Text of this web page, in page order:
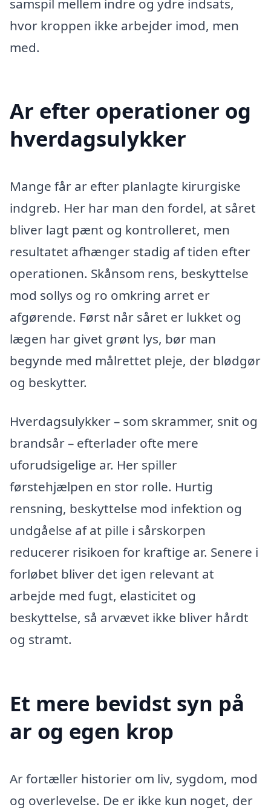
hvor kroppen ikke arbejder imod, men
med.
Ar efter operationer og
hverdagsulykker
Mange får ar efter planlagte kirurgiske
indgreb. Her har man den fordel, at såret
bliver lagt pænt og kontrolleret, men
resultatet afhænger stadig af tiden efter
operationen. Skånsom rens, beskyttelse
mod sollys og ro omkring arret er
afgørende. Først når såret er lukket og
lægen har givet grønt lys, bør man
begynde med målrettet pleje, der blødgør
og beskytter.
Hverdagsulykker – som skrammer, snit og
brandsår – efterlader ofte mere
uforudsigelige ar. Her spiller
førstehjælpen en stor rolle. Hurtig
rensning, beskyttelse mod infektion og
undgåelse af at pille i sårskorpen
reducerer risikoen for kraftige ar. Senere i
forløbet bliver det igen relevant at
arbejde med fugt, elasticitet og
beskyttelse, så arvævet ikke bliver hårdt
og stramt.
Et mere bevidst syn på
ar og egen krop
Ar fortæller historier om liv, sygdom, mod
og overlevelse. De er ikke kun noget, der